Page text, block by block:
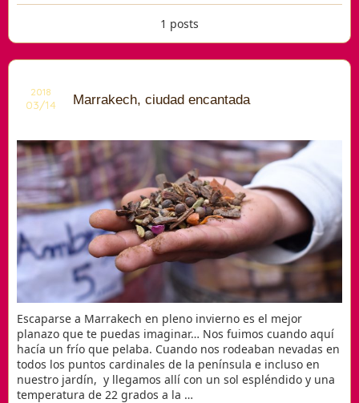
1 posts
2018
03/14
2018
03/14 Marrakech, ciudad encantada
Escaparse a Marrakech en pleno invierno es el mejor
planazo que te puedas imaginar… Nos fuimos cuando aquí
hacía un frío que pelaba. Cuando nos rodeaban nevadas en
todos los puntos cardinales de la península e incluso en
nuestro jardín, y llegamos allí con un sol espléndido y una
temperatura de 22 grados a la …